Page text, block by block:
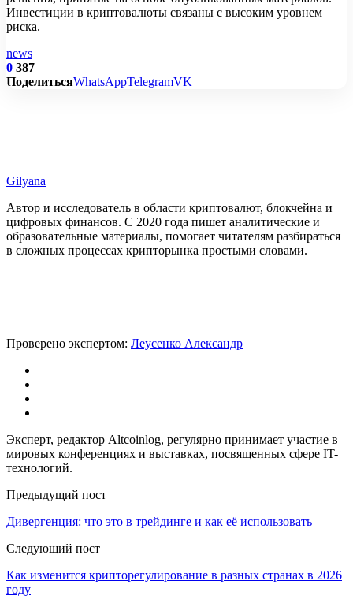
Инвестиции в криптовалюты связаны с высоким уровнем
риска.
news
0 387
ПоделитьсяWhatsAppTelegramVK
Gilyana
Автор и исследователь в области криптовалют, блокчейна и
цифровых финансов. С 2020 года пишет аналитические и
образовательные материалы, помогает читателям разбираться
в сложных процессах крипторынка простыми словами.
Проверено экспертом: Леусенко Александр
Эксперт, редактор Altcoinlog, регулярно принимает участие в
мировых конференциях и выставках, посвященных сфере IT-
технологий.
Предыдущий пост
Дивергенция: что это в трейдинге и как её использовать
Следующий пост
Как изменится крипторегулирование в разных странах в 2026
году